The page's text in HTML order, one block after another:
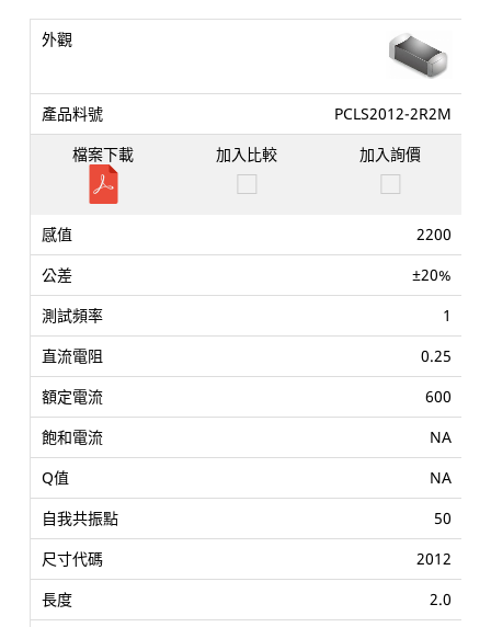
PCLS2012-2R2M
2200
±20%
1
0.25
600
NA
NA
50
2012
2.0